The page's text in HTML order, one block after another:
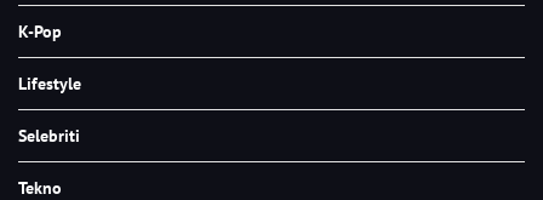
K-Pop
Lifestyle
Selebriti
Tekno